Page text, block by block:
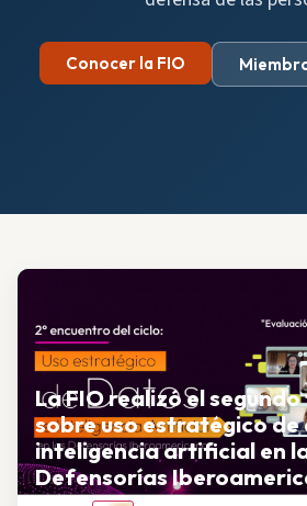
Conocer la FIO
La FIO realizó el
sobre uso estratégico de
inteligencia artificial en
Defensorías